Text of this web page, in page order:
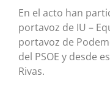
En el acto han
portavoz de IU –
portavoz de
del PSOE y desde
Rivas.